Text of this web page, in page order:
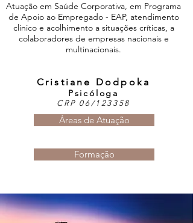
Atuação em Saúde Corporativa, em Programa
de Apoio ao Empregado - EAP, atendimento
clinico e acolhimento a situações críticas, a
colaboradores de empresas nacionais e
multinacionais.
Cristiane Dodpoka
Psicóloga
CRP 06/123358
Áreas de Atuação
Formação